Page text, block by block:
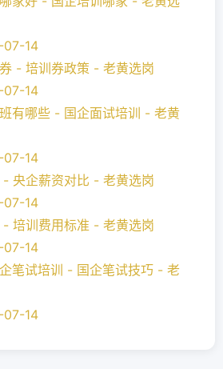
14
- 培训券政策 - 老黄选岗
14
有哪些 - 国企面试培训 - 老黄
14
- 央企薪资对比 - 老黄选岗
14
- 培训费用标准 - 老黄选岗
14
笔试培训 - 国企笔试技巧 - 老
14